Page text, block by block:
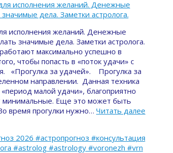
исполнения желаний. Денежные
значимые дела. Заметки астролога.
максимально успешно в
чтобы попасть в «поток удачи» с
«Прогулка за удачей». Прогулка за
направлении. Данная техника
малой удачи», благоприятно
минимальные. Еще это может быть
время прогулки нужно… Читать далее
2026 #астропрогноз #консультация
#astrolog #astrology #voronezh #vrn